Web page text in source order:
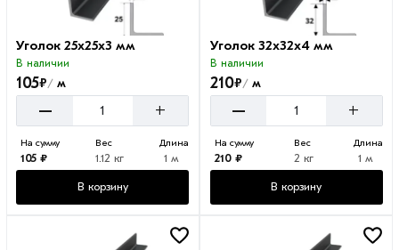
Уголок 25х25х3 мм
В наличии
105₽/ м
– +
На сумму
105 ₽
Вес
1.12 кг
Длина
1 м
В корзину
Уголок 32х32х4 мм
В наличии
210₽/м
– +
На сумму
210 ₽
Вес
2 кг
Длина
1 м
В корзину